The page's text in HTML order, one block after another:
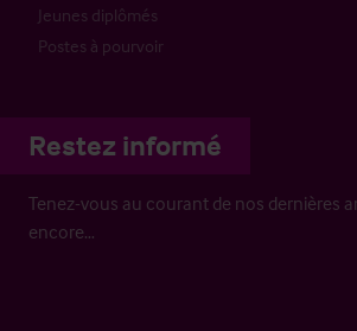
Jeunes diplômés
Postes à pourvoir
Restez informé
Tenez-vous au courant de nos dernières
encore…